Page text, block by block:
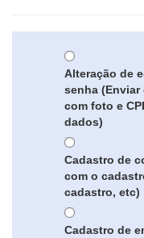
Alteração de
senha
com foto e
dados)
Cadastro de
com o
cadastro, etc)
Cadastro de